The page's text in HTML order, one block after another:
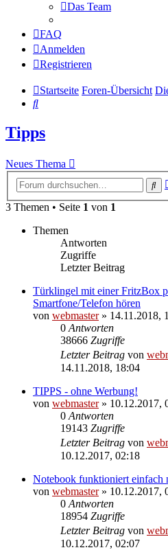
Das Team
FAQ
Anmelden
Registrieren
Startseite Foren-Übersicht
Suche
Tipps
Neues Thema
3 Themen • Seite 1 von 1
Themen
Antworten
Zugriffe
Letzter Beitrag
Türklingel mit einer FritzBox
Smartfone/Telefon hören
von webmaster» 14.11.2018,
0 Antworten
38666 Zugriffe
Letzter Beitrag von
14.11.2018, 18:04
TIPPS - ohne Werbung!
von webmaster» 10.12.2017,
0 Antworten
19143 Zugriffe
Letzter Beitrag von
10.12.2017, 02:18
Notebook funktioniert einfach
von webmaster» 10.12.2017,
0 Antworten
18954 Zugriffe
Letzter Beitrag von
10.12.2017, 02:07